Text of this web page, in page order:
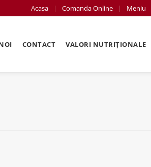
Acasa Comanda Online Meniu
CONTACT VALORI NUTRIȚIONALE